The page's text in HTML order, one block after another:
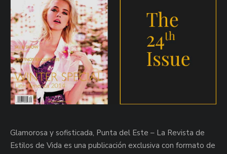
Glamorosa y sofisticada, Punta del Este – La Revista de
Estilos de Vida es una publicación exclusiva con formato de